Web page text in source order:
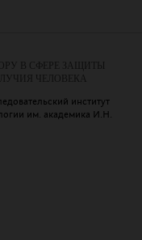
В СФЕРЕ ЗАЩИТЫ
ЧЕЛОВЕКА
институт
им. академика И.Н.